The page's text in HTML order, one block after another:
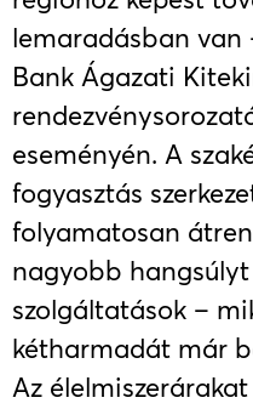
lemaradásban van
Bank Ágazati
eseményén. A
fogyasztás
folyamatosan
nagyobb
szolgáltatások –
kétharmadát már
Az